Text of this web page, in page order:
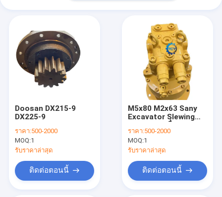
Doosan DX215-9
DX225-9
ราคา:500-2000
MOQ:1
รับราคาล่าสุด
ติดต่อตอนนี้
M5x80 M2x63 Sany
Excavator Slewing
มอเตอร์
ราคา:500-2000
MOQ:1
รับราคาล่าสุด
ติดต่อตอนนี้